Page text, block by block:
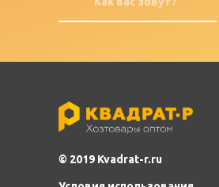
© 2019 Kvadrat-r.ru